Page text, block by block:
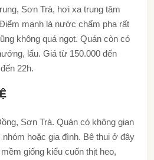
Sơn Trà, hơi xa trung tâm
mạnh là nước chấm pha rất
không quá ngọt. Quán còn có
lẩu. Giá từ 150.000 đến
22h.
Sơn Trà. Quán có không gian
hoặc gia đình. Bê thui ở đây
giống kiểu cuốn thịt heo,